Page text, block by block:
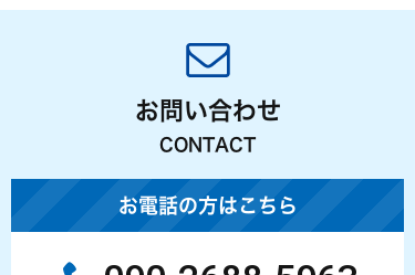
お問い合わせ
CONTACT
お電話の方はこちら